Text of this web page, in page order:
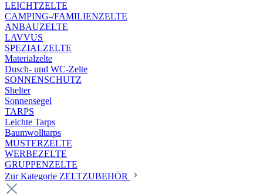
LEICHTZELTE
CAMPING-/FAMILIENZELTE
ANBAUZELTE
LAVVUS
SPEZIALZELTE
Materialzelte
Dusch- und WC-Zelte
SONNENSCHUTZ
Shelter
Sonnensegel
TARPS
Leichte Tarps
Baumwolltarps
MUSTERZELTE
WERBEZELTE
GRUPPENZELTE
Zur Kategorie ZELTZUBEHÖR